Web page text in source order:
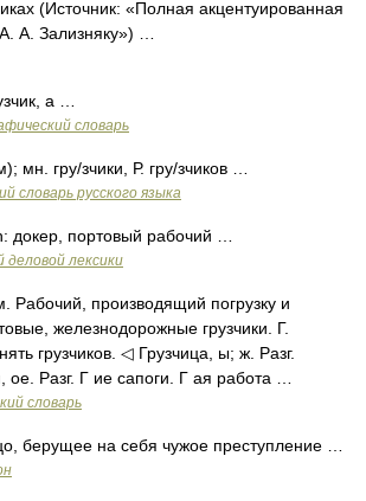
(Источник: «Полная акцентуированная
А. Зализняку») …
а …
словарь
мн. гру/зчики, Р. гру/зчиков …
словарь русского языка
докер, портовый рабочий …
деловой лексики
Рабочий, производящий погрузку и
железнодорожные грузчики. Г.
грузчиков. ◁ Грузчица, ы; ж. Разг.
ое. Разг. Г ие сапоги. Г ая работа …
словарь
берущее на себя чужое преступление …